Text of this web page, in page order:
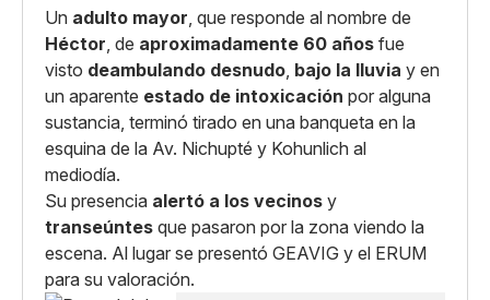
Un adulto mayor, que responde al nombre de
Héctor, de aproximadamente 60 años fue
visto deambulando desnudo, bajo la lluvia y en
un aparente estado de intoxicación por alguna
sustancia, terminó tirado en una banqueta en la
esquina de la Av. Nichupté y Kohunlich al
mediodía.
Su presencia alertó a los vecinos y
transeúntes que pasaron por la zona viendo la
escena. Al lugar se presentó GEAVIG y el ERUM
para su valoración.